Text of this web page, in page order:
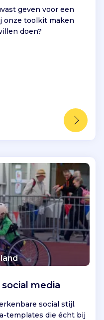
geven voor een
onze toolkit maken
doen?
media
social stijl.
templates die écht bij